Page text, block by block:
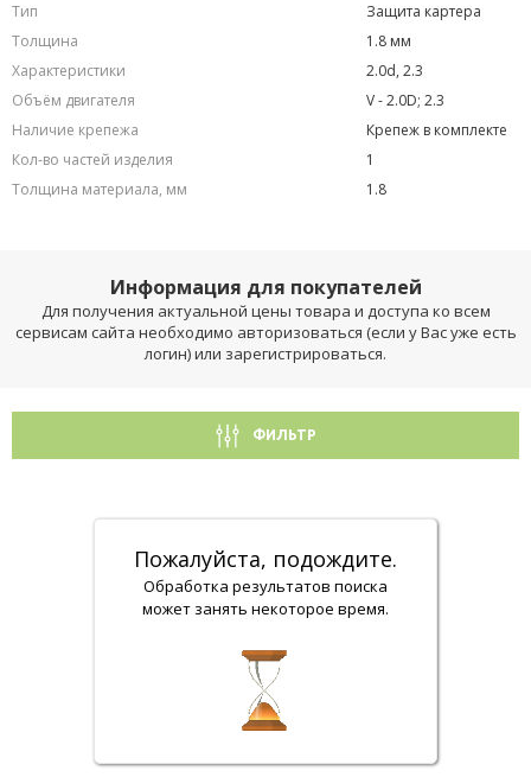
Тип
Защита картера
Толщина
1.8 мм
Характеристики
2.0d, 2.3
Объём двигателя
V - 2.0D; 2.3
Наличие крепежа
Крепеж в комплекте
Кол-во частей изделия
1
Толщина материала, мм
1.8
Информация для покупателей
Для получения актуальной цены товара и доступа ко всем
сервисам сайта необходимо авторизоваться (если у Вас уже есть
логин) или зарегистрироваться.
ФИЛЬТР
Пожалуйста, подождите.
Обработка результатов поиска
может занять некоторое время.